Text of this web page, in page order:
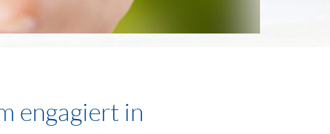
engagiert in